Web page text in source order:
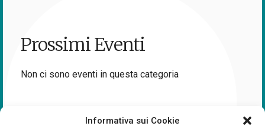
Informativa sui Cookie
Prossimi Eventi
Non ci sono eventi in questa categoria